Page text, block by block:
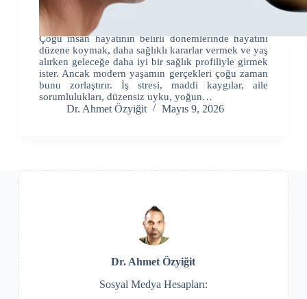
Çoğu insan hayatının belirli dönemlerinde hayatını
düzene koymak, daha sağlıklı kararlar vermek ve yaş
alırken geleceğe daha iyi bir sağlık profiliyle girmek
ister. Ancak modern yaşamın gerçekleri çoğu zaman
bunu zorlaştırır. İş stresi, maddi kaygılar, aile
sorumlulukları, düzensiz uyku, yoğun…
Dr. Ahmet Özyiğit Mayıs 9, 2026
Dr. Ahmet Özyiğit
Sosyal Medya Hesapları: